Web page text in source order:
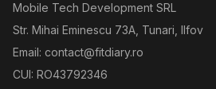
Mobile Tech Development SRL
Str. Mihai Eminescu 73A, Tunari, Ilfov
Email: contact@fitdiary.ro
CUI: RO43792346